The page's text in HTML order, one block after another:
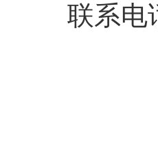
联系电话